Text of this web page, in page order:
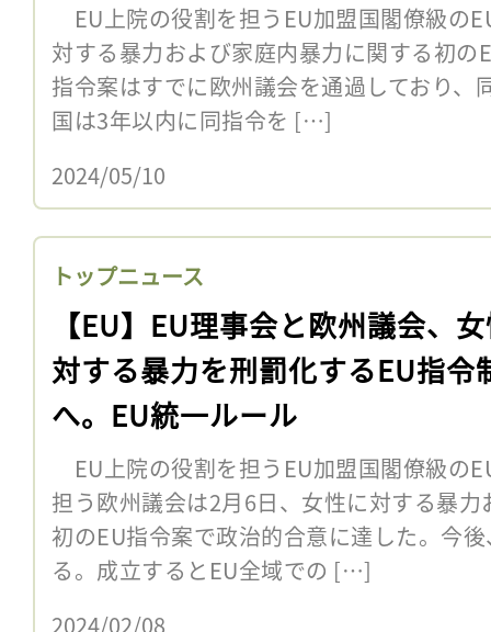
EU上院の役割を担うEU加盟国閣僚級の
対する暴力および家庭内暴力に関する初の
指令案はすでに欧州議会を通過しており、
国は3年以内に同指令を […]
2024/05/10
トップニュース
【EU】EU理事会と欧州議会、
対する暴力を刑罰化するEU指令
へ。EU統一ルール
EU上院の役割を担うEU加盟国閣僚級の
担う欧州議会は2月6日、女性に対する暴
初のEU指令案で政治的合意に達した。今
る。成立するとEU全域での […]
2024/02/08